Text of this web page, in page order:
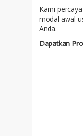
Kami
modal awal
Anda.
Dapatkan